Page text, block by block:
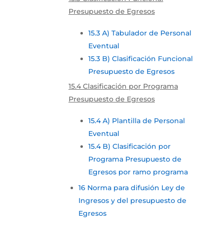
Presupuesto de Egresos
15.3 A) Tabulador de Personal
Eventual
15.3 B) Clasificación Funcional
Presupuesto de Egresos
15.4 Clasificación por Programa
Presupuesto de Egresos
15.4 A) Plantilla de Personal
Eventual
15.4 B) Clasificación por
Programa Presupuesto de
Egresos por ramo programa
16 Norma para difusión Ley de
Ingresos y del presupuesto de
Egresos